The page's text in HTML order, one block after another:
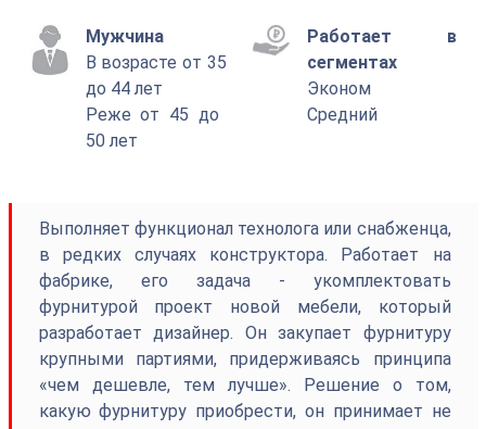
Мужчина
В возрасте от 35
до 44 лет
Реже от 45 до
50 лет
Работает в
сегментах
Эконом
Средний
Выполняет функционал технолога или снабженца,
в редких случаях конструктора. Работает на
фабрике, его задача - укомплектовать
фурнитурой проект новой мебели, который
разработает дизайнер. Он закупает фурнитуру
крупными партиями, придерживаясь принципа
«чем дешевле, тем лучше». Решение о том,
какую фурнитуру приобрести, он принимает не